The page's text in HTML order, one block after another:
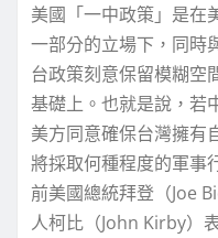
美國「一中政策」是在
一部分的立場下，同時
台政策刻意保留模糊空
基礎上。也就是說，若
美方同意確保台灣擁有
將採取何種程度的軍事
前美國總統拜登（Joe
人柯比（John Kirby）